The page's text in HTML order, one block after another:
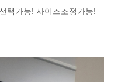
택가능! 사이즈조정가능!